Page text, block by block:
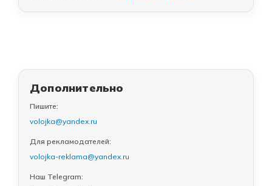
Дополнительно
Пишите:
volojka@yandex.ru
Для рекламодателей:
volojka-reklama@yandex.ru
Наш Telegram: